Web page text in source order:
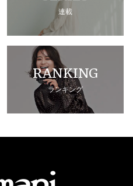
連載
RANKING
ランキング